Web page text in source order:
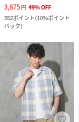
性別タイプ
素材
サイズ
クリーニング
3,875円 49%OFF
352ポイント(10%ポイント
バック)